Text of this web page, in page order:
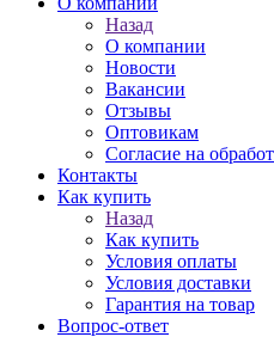
Назад
О компании
Новости
Вакансии
Отзывы
Оптовикам
Cогласие на
Контакты
Как купить
Назад
Как купить
Условия оплаты
Условия доставки
Гарантия на товар
Вопрос-ответ